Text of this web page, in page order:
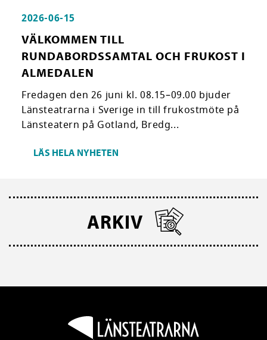
2026-06-15
VÄLKOMMEN TILL
RUNDABORDSSAMTAL OCH FRUKOST I
ALMEDALEN
Fredagen den 26 juni kl. 08.15–09.00 bjuder
Länsteatrarna i Sverige in till frukostmöte på
Länsteatern på Gotland, Bredg...
LÄS HELA NYHETEN
ARKIV